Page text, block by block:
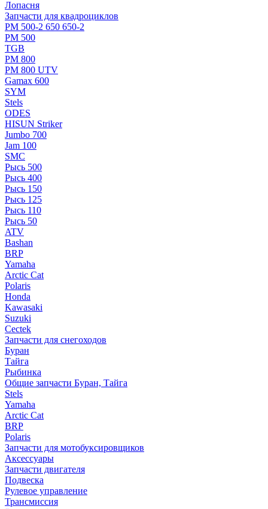
Лопасня
Запчасти для квадроциклов
РМ 500-2 650 650-2
РМ 500
TGB
РМ 800
РМ 800 UTV
Gamax 600
SYM
Stels
ОDЕS
HISUN Striker
Jumbo 700
Jam 100
SMC
Рысь 500
Рысь 400
Рысь 150
Рысь 125
Рысь 110
Рысь 50
ATV
Bashan
BRP
Yamaha
Arctic Cat
Polaris
Honda
Kawasaki
Suzuki
Cectek
Запчасти для снегоходов
Буран
Тайга
Рыбинка
Общие запчасти Буран, Тайга
Stels
Yamaha
Arctic Cat
BRP
Polaris
Запчасти для мотобуксировщиков
Аксессуары
Запчасти двигателя
Подвеска
Рулевое управление
Трансмиссия